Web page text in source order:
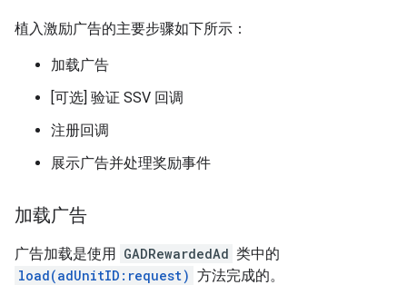
植入激励广告的主要步骤如下所示：
加载广告
[可选] 验证 SSV 回调
注册回调
展示广告并处理奖励事件
加载广告
广告加载是使用 GADRewardedAd 类中的
load(adUnitID:request) 方法完成的。